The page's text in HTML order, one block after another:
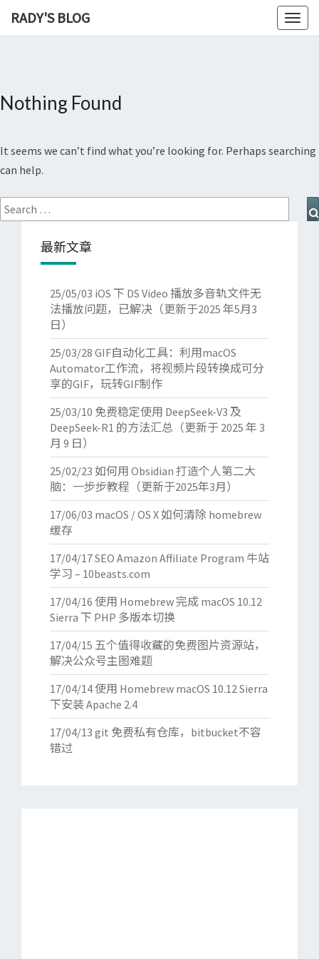
RADY'S BLOG
Nothing
Nothing Found
It seems we can’t find what you’re looking for. Perhaps searching
can help.
Search
for:
最新文章
25/05/03 iOS 下 DS Video 播放多音轨文件无
法播放问题，已解决（更新于2025 年5月3
日）
25/03/28 GIF自动化工具：利用macOS
Automator工作流，将视频片段转换成可分
享的GIF，玩转GIF制作
25/03/10 免费稳定使用 DeepSeek-V3 及
DeepSeek-R1 的方法汇总（更新于 2025 年 3
月 9 日）
25/02/23 如何用 Obsidian 打造个人第二大
脑：一步步教程（更新于2025年3月）
17/06/03 macOS / OS X 如何清除 homebrew
缓存
17/04/17SEO Amazon Affiliate Program 牛站
学习 – 10beasts.com
17/04/16 使用 Homebrew 完成 macOS 10.12
Sierra 下 PHP 多版本切换
17/04/15 五个值得收藏的免费图片资源站，
解决公众号主图难题
17/04/14使用 Homebrew macOS 10.12 Sierra
下安装 Apache 2.4
17/04/13 git 免费私有仓库，bitbucket不容
错过